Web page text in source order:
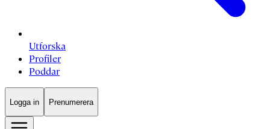
Utforska
Profiler
Poddar
Logga in Prenumerera